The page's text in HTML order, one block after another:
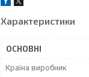
Характеристики
ОСНОВНІ
Країна виробник